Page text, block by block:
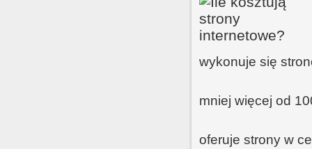
wykonuje się
mniej więcej od
oferuje strony w